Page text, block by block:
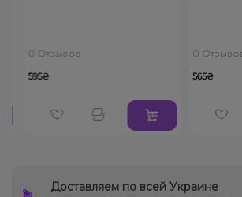
0 Отзывов
595₴
0 Отзывов
565₴
Доставляем по всей Украине